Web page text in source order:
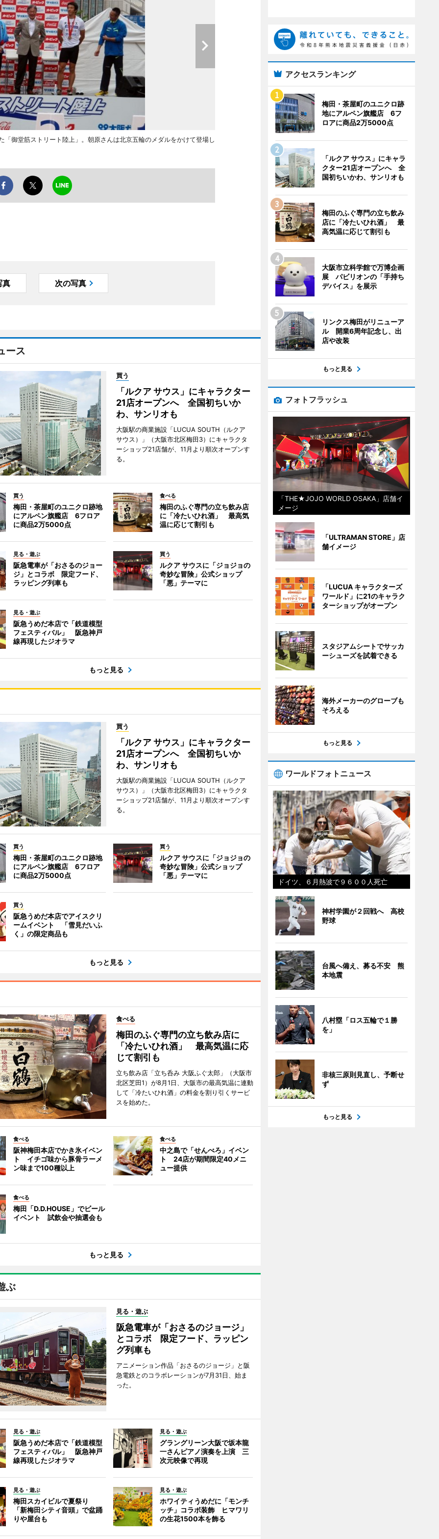
「御堂筋ストリート陸上」。朝原さんは北京五輪のメダルをかけて登場し
真 次の写真
ース
買う
「ルクア サウス」にキャラクター
21店オープンへ 全国初ちいか
わ、サンリオも
大阪駅の商業施設「LUCUA SOUTH（ルクア
サウス）」（大阪市北区梅田3）にキャラクタ
ーショップ21店舗が、11月より順次オープンす
る。
買う
梅田・茶屋町のユニクロ跡地
にアルペン旗艦店 6フロア
に商品2万5000点
食べる
梅田のふぐ専門の立ち飲み店
に「冷たいひれ酒」 最高気
温に応じて割引も
見る・遊ぶ
阪急電車が「おさるのジョー
ジ」とコラボ 限定フード、
ラッピング列車も
買う
ルクア サウスに「ジョジョの
奇妙な冒険」公式ショップ
「悪」テーマに
見る・遊ぶ
阪急うめだ本店で「鉄道模型
フェスティバル」 阪急神戸
線再現したジオラマ
もっと見る
買う
「ルクア サウス」にキャラクター
21店オープンへ 全国初ちいか
わ、サンリオも
大阪駅の商業施設「LUCUA SOUTH（ルクア
サウス）」（大阪市北区梅田3）にキャラクタ
ーショップ21店舗が、11月より順次オープンす
る。
買う
梅田・茶屋町のユニクロ跡地
にアルペン旗艦店 6フロア
に商品2万5000点
買う
ルクア サウスに「ジョジョの
奇妙な冒険」公式ショップ
「悪」テーマに
買う
阪急うめだ本店でアイスクリ
ームイベント 「雪見だいふ
く」の限定商品も
もっと見る
食べる
梅田のふぐ専門の立ち飲み店に
「冷たいひれ酒」 最高気温に応
じて割引も
立ち飲み店「立ち呑み 大阪ふぐ太郎」（大阪市
北区芝田1）が8月1日、大阪市の最高気温に連動
して「冷たいひれ酒」の料金を割り引くサービ
スを始めた。
食べる
阪神梅田本店でかき氷イベン
ト イチゴ味から豚骨ラーメ
ン味まで100種以上
食べる
中之島で「せんべろ」イベン
ト 24店が期間限定40メニ
ュー提供
食べる
梅田「D.D.HOUSE」でビール
イベント 試飲会や抽選会も
もっと見る
ぶ
見る・遊ぶ
阪急電車が「おさるのジョージ」
とコラボ 限定フード、ラッピン
グ列車も
アニメーション作品「おさるのジョージ」と阪
急電鉄とのコラボレーションが7月31日、始ま
った。
見る・遊ぶ
阪急うめだ本店で「鉄道模型
フェスティバル」 阪急神戸
線再現したジオラマ
見る・遊ぶ
グラングリーン大阪で坂本龍
一さんピアノ演奏を上演 三
次元映像で再現
見る・遊ぶ
梅田スカイビルで夏祭り
「新梅田シティ音頭」で盆踊
りや屋台も
見る・遊ぶ
ホワイティうめだに「モンチ
ッチ」コラボ装飾 ヒマワリ
の生花1500本を飾る
アクセスランキング
梅田・茶屋町のユニクロ跡
地にアルペン旗艦店 6フ
ロアに商品2万5000点
「ルクア サウス」にキャラ
クター21店オープンへ 全
国初ちいかわ、サンリオも
梅田のふぐ専門の立ち飲み
店に「冷たいひれ酒」 最
高気温に応じて割引も
大阪市立科学館で万博企画
展 パビリオンの「手持ち
デバイス」を展示
リンクス梅田がリニューア
ル 開業6周年記念し、出
店や改装
もっと見る
フォトフラッシュ
「THE★JOJO WORLD OSAKA」店舗イ
メージ
「ULTRAMAN STORE」店
舗イメージ
「LUCUA キャラクターズ
ワールド」に21のキャラク
ターショップがオープン
スタジアムシートでサッカ
ーシューズを試着できる
海外メーカーのグローブも
そろえる
もっと見る
ワールドフォトニュース
ドイツ、６月熱波で９６００人死亡
神村学園が２回戦へ 高校
野球
台風へ備え、募る不安 熊
本地震
八村塁「ロス五輪で１勝
を」
非核三原則見直し、予断せ
ず
もっと見る